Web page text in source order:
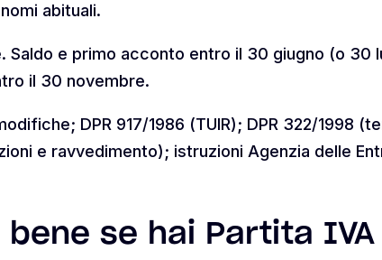
abituali.
e primo acconto entro il 30 giugno (o 30
il 30 novembre.
DPR 917/1986 (TUIR); DPR 322/1998
e ravvedimento); istruzioni Agenzia delle
se hai Partita IVA